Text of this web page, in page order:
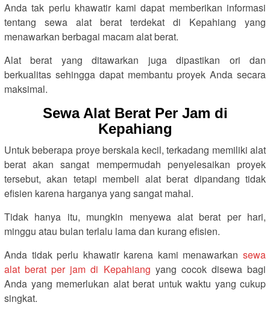
Anda tak perlu khawatir kami dapat memberikan informasi
tentang sewa alat berat terdekat di Kepahiang yang
menawarkan berbagai macam alat berat.
Alat berat yang ditawarkan juga dipastikan ori dan
berkualitas sehingga dapat membantu proyek Anda secara
maksimal.
Sewa Alat Berat Per Jam di
Kepahiang
Untuk beberapa proye berskala kecil, terkadang memiliki alat
berat akan sangat mempermudah penyelesaikan proyek
tersebut, akan tetapi membeli alat berat dipandang tidak
efisien karena harganya yang sangat mahal.
Tidak hanya itu, mungkin menyewa alat berat per hari,
minggu atau bulan terlalu lama dan kurang efisien.
Anda tidak perlu khawatir karena kami menawarkan sewa
alat berat per jam di Kepahiang yang cocok disewa bagi
Anda yang memerlukan alat berat untuk waktu yang cukup
singkat.